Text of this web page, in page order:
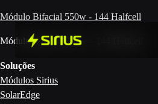
Módulo Bifacial 550w - 144 Halfcell
Módulo Bifacial 550w – 144 Halfcell
Soluções
Módulos Sirius
SolarEdge